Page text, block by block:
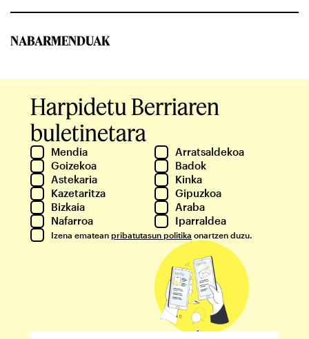
NABARMENDUAK
Harpidetu Berriaren
buletinetara
Mendia
Arratsaldekoa
Goizekoa
Badok
Astekaria
Kinka
Kazetaritza
Gipuzkoa
Bizkaia
Araba
Nafarroa
Iparraldea
Izena ematean pribatutasun politika onartzen duzu.